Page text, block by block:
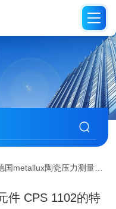
metallux陶瓷压力测量元件 CPS 1102的特点
件 CPS 1102的特